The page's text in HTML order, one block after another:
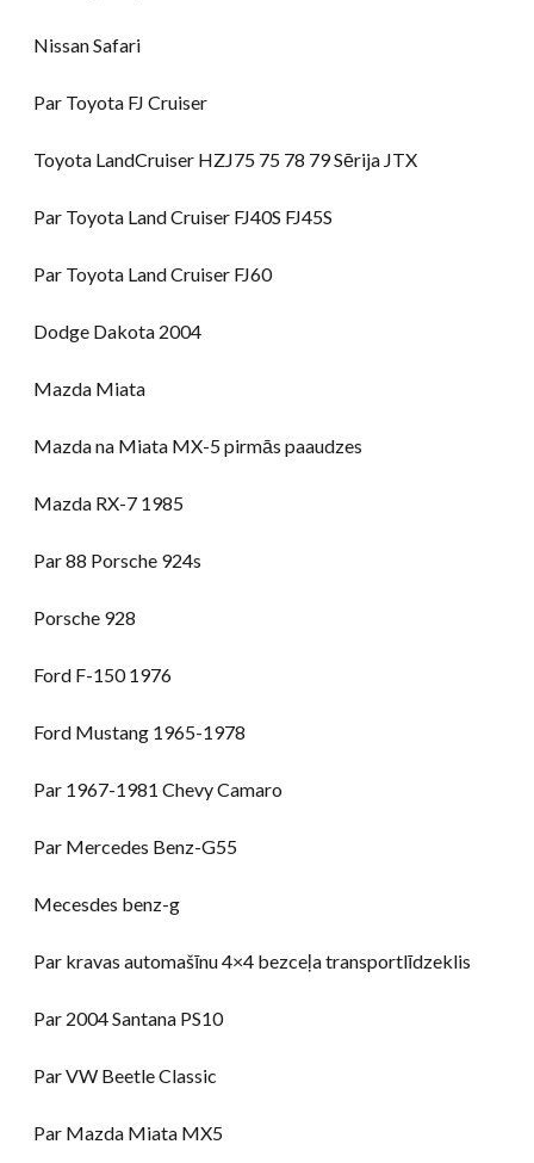
Nissan Safari
Par Toyota FJ Cruiser
Toyota LandCruiser HZJ75 75 78 79 Sērija JTX
Par Toyota Land Cruiser FJ40S FJ45S
Par Toyota Land Cruiser FJ60
Dodge Dakota 2004
Mazda Miata
Mazda na Miata MX-5 pirmās paaudzes
Mazda RX-7 1985
Par 88 Porsche 924s
Porsche 928
Ford F-150 1976
Ford Mustang 1965-1978
Par 1967-1981 Chevy Camaro
Par Mercedes Benz-G55
Mecesdes benz-g
Par kravas automašīnu 4×4 bezceļa transportlīdzeklis
Par 2004 Santana PS10
Par VW Beetle Classic
Par Mazda Miata MX5